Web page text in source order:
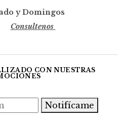
y Domingos
Consultenos
CON NUESTRAS
Notifícame